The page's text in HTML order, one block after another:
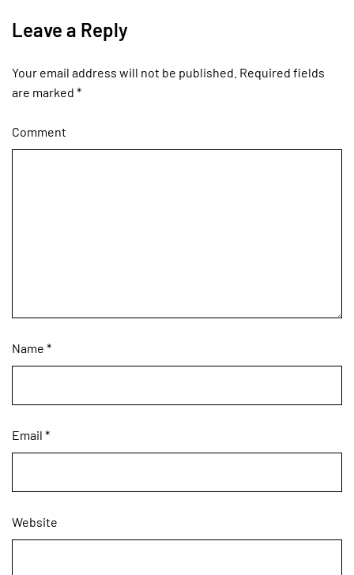
Leave a Reply
Your email address will not be published. Required fields
are marked *
Comment
Name *
Email *
Website